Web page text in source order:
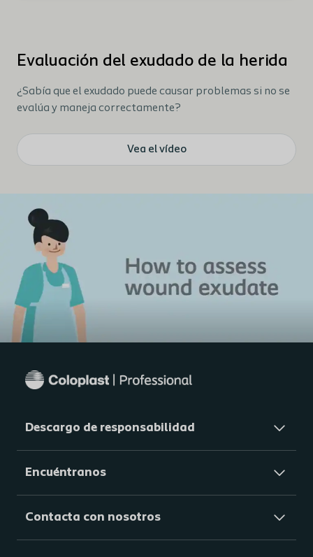
Evaluación del exudado de la herida
¿Sabía que el exudado puede causar problemas si no se
evalúa y maneja correctamente?
Vea el vídeo
Descargo de responsabilidad
Encuéntranos
Contacta con nosotros